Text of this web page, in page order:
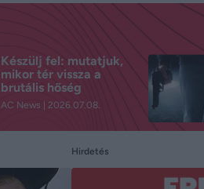
Készülj fel: mutatjuk,
mikor tér vissza a
brutális hőség
AC News 2026.07.08.
Hirdetés